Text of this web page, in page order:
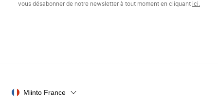
vous désabonner de notre newsletter à tout moment en cliquant ici.
Miinto France